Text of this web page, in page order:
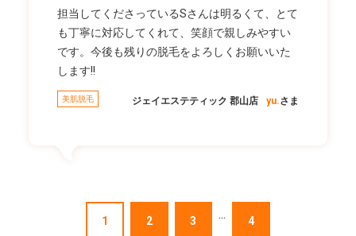
担当してくださっているSさんは明るくて、とて
も丁寧に対応してくれて、笑顔で親しみやすい
です。今後も残りの脱毛をよろしくお願いいた
します!!
美肌脱毛 ジェイエステティック 郡山店 yu.さま
1 2 3 ... 4